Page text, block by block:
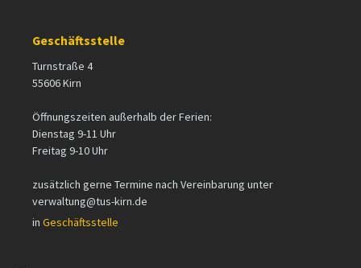
Geschäftsstelle
Turnstraße 4
55606 Kirn
Öffnungszeiten außerhalb der Ferien:
Dienstag 9-11 Uhr
Freitag 9-10 Uhr
zusätzlich gerne Termine nach Vereinbarung unter
verwaltung@tus-kirn.de
in Geschäftsstelle